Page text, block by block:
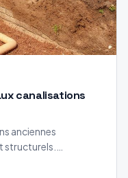
canalisations
anciennes
structurels.